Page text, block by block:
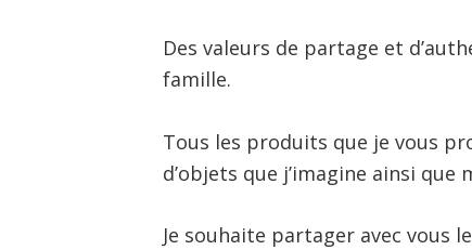
Des valeurs de partage et
famille.
Tous les produits que je vous
d’objets que j’imagine ainsi
Je souhaite partager avec vous